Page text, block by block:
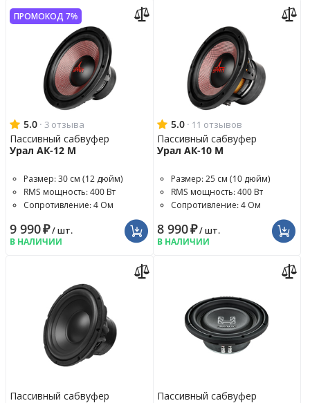
ПРОМОКОД 7%
5.0 · 3 отзыва
Пассивный сабвуфер
Урал АК-12 М
Размер: 30 см (12 дюйм)
RMS мощность: 400 Вт
Сопротивление: 4 Ом
9 990₽/ шт.
В НАЛИЧИИ
5.0 · 11 отзывов
Пассивный сабвуфер
Урал АК-10 М
Размер: 25 см (10 дюйм)
RMS мощность: 400 Вт
Сопротивление: 4 Ом
8 990₽/ шт.
В НАЛИЧИИ
Пассивный сабвуфер
Пассивный сабвуфер